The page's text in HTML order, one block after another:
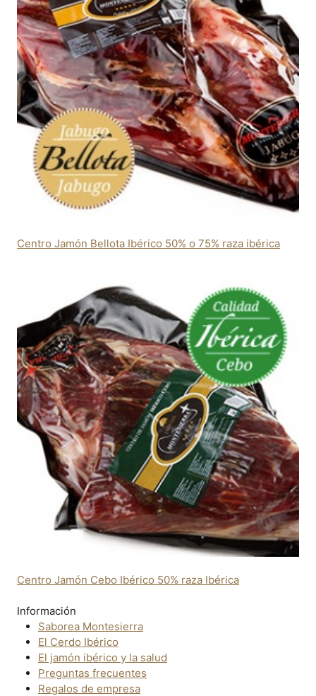
Centro Jamón Bellota Ibérico 50% o 75% raza ibérica
Centro Jamón Cebo Ibérico 50% raza Ibérica
Información
Saborea Montesierra
El Cerdo Ibérico
El jamón ibérico y la salud
Preguntas frecuentes
Regalos de empresa